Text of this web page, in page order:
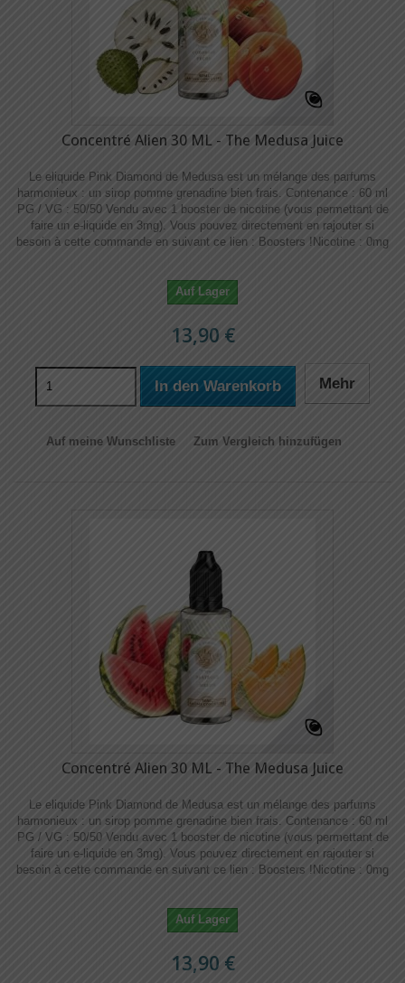
Concentré Alien 30 ML - The Medusa Juice
Le eliquide Pink Diamond de Medusa est un mélange des parfums
harmonieux : un sirop pomme grenadine bien frais. Contenance : 60 ml
PG / VG : 50/50 Vendu avec 1 booster de nicotine (vous permettant de
faire un e-liquide en 3mg). Vous pouvez directement en rajouter si
besoin à cette commande en suivant ce lien : Boosters !​​ Nicotine : 0mg
Auf Lager
13,90 €
In den Warenkorb Mehr
Auf meine Wunschliste Zum Vergleich hinzufügen
Concentré Alien 30 ML - The Medusa Juice
Le eliquide Pink Diamond de Medusa est un mélange des parfums
harmonieux : un sirop pomme grenadine bien frais. Contenance : 60 ml
PG / VG : 50/50 Vendu avec 1 booster de nicotine (vous permettant de
faire un e-liquide en 3mg). Vous pouvez directement en rajouter si
besoin à cette commande en suivant ce lien : Boosters !​​ Nicotine : 0mg
Auf Lager
13,90 €